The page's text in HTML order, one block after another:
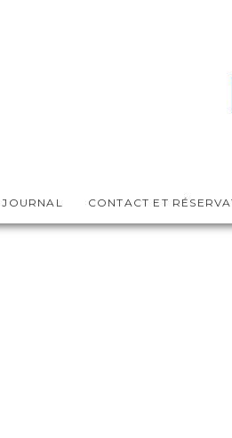
JOURNAL CONTACT ET